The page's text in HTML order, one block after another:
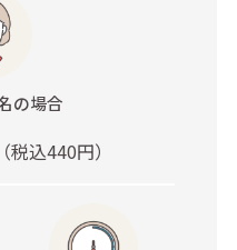
の場合
（税込440円）